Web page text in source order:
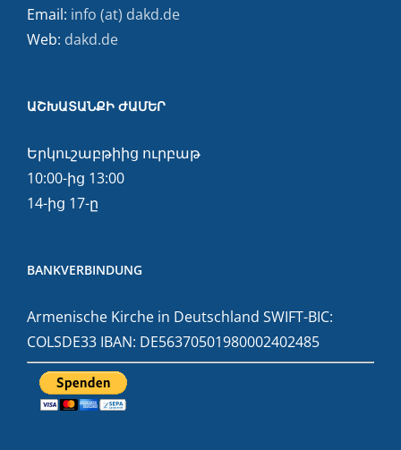
Email: info (at) dakd.de
Web: dakd.de
ԱՇԽԱՏԱՆՔԻ ԺԱՄԵՐ
Երկուշաբթիից ուրբաթ
10:00-ից 13:00
14-ից 17-ը
BANKVERBINDUNG
Armenische Kirche in Deutschland SWIFT-BIC:
COLSDE33 IBAN: DE56370501980002402485